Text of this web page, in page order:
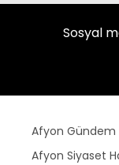
Sosyal
Afyon Gündem
Afyon Siyaset